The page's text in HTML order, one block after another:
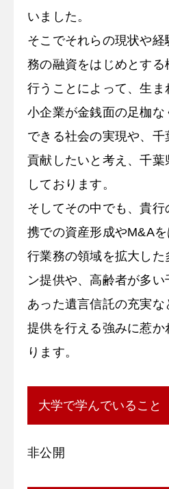
いました。
そこでそれらの現状や
務の融資をはじめとする
行うことによって、生ま
小企業が金銭面の足枷
できる社会の実現や、
貢献したいと考え、千
しております。
そしてその中でも、貴
携での資産形成やM&A
行業務の領域を拡大した
ン提供や、高齢者が多
あった遺言信託の充実
提供を行える強みに惹
ります。
大学で学んでいること
非公開